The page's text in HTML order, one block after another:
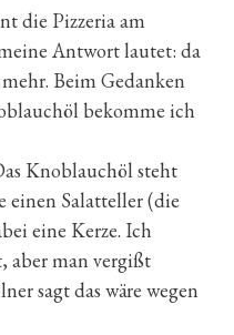
die Pizzeria am
Antwort lautet: da
Beim Gedanken
bekomme ich
Knoblauchöl steht
einen Salatteller (die
eine Kerze. Ich
aber man vergißt
sagt das wäre wegen